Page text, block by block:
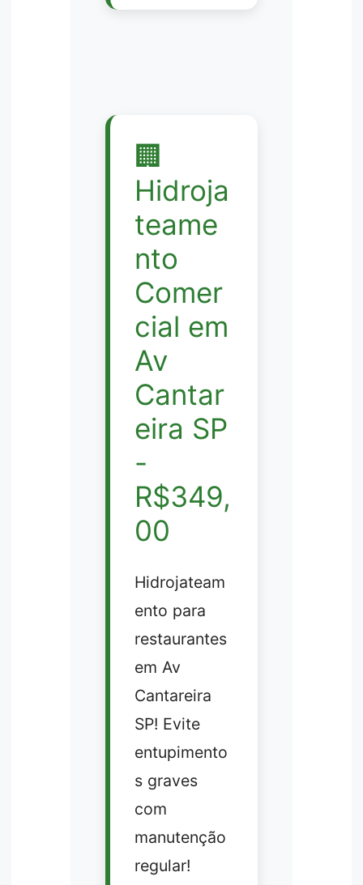
🏢
Hidroja
teame
nto
Comer
cial em
Av
Cantar
eira SP
-
R$349,
00
Hidrojateam
ento para
restaurantes
em Av
Cantareira
SP! Evite
entupimento
s graves
com
manutenção
regular!